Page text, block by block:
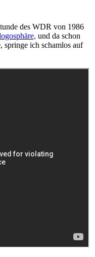
des WDR von 1986
phäre, und da schon
springe ich schamlos auf